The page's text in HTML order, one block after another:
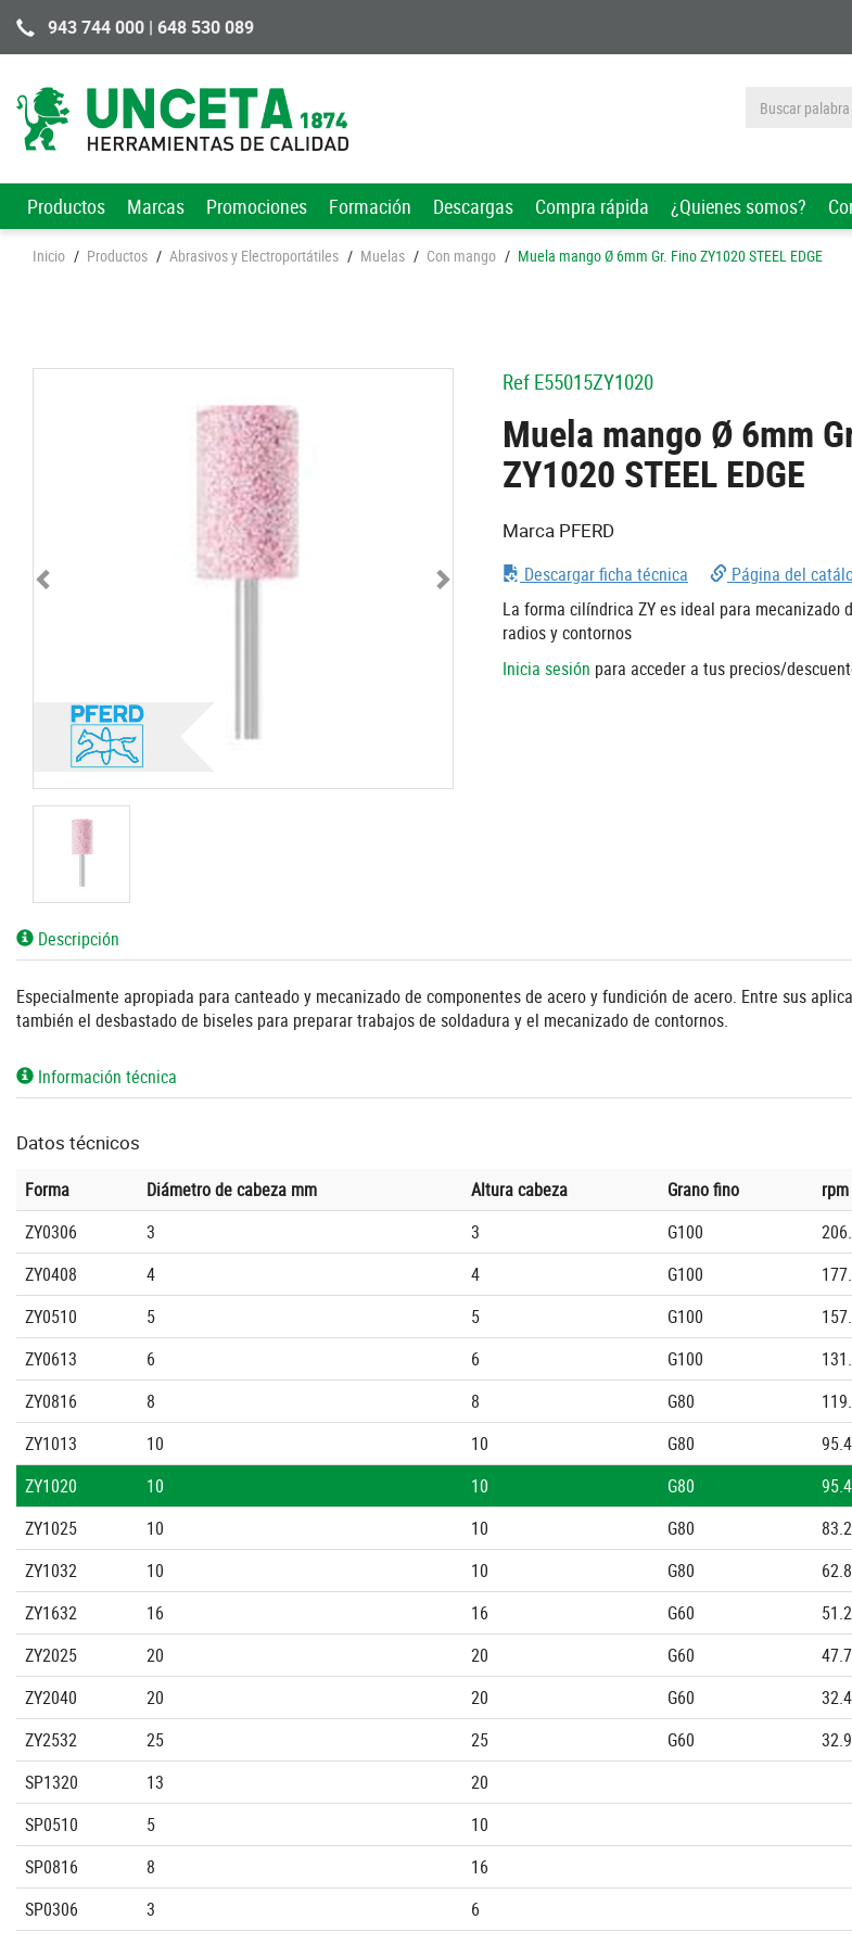
943 744 000 | 648 530 089
Productos Marcas Promociones Formación Descargas Compra rápida ¿Quienes somos?
Inicio / Productos / Abrasivos y Electroportátiles / Muelas / Con mango / Muela mango Ø 6mm Gr. Fino ZY1020 STEEL EDGE
RefE55015ZY1020
Muela mango Ø 6mm
ZY1020 STEEL EDGE
Marca PFERD
Descargar ficha técnica
Página del
La forma cilíndrica ZY es ideal para mecanizado
radios y contornos
Inicia sesión para acceder a tus precios/
Descripción
Especialmente apropiada para canteado y mecanizado de componentes de acero y fundición de acero. Entre sus
también el desbastado de biseles para preparar trabajos de soldadura y el mecanizado de contornos.
Información técnica
Datos técnicos
Forma Diámetro de cabeza mm Altura cabeza Grano fino
ZY0306
3 3 G100
ZY0408
4 4 G100
ZY0510
5 5 G100
ZY0613
6 6 G100
ZY0816
8 8 G80
ZY1013
10 10 G80
ZY1020
10 10 G80
ZY1025
10 10 G80
ZY1032
10 10 G80
ZY1632
16 16 G60
ZY2025
20 20 G60
ZY2040
20 20 G60
ZY2532
25 25 G60
SP1320
13
20
SP0510
5
10
SP0816
8
16
SP0306
3
6